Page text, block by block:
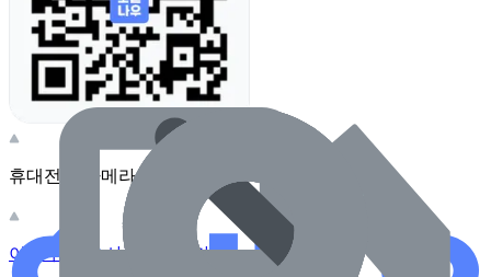
휴대전화 카메라로 찍어보세요
이 주유소의 사장님이신가요?